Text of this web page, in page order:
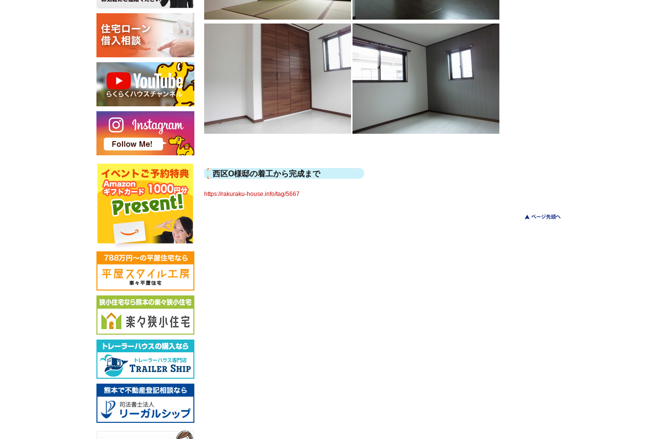
西区O様邸の着工から完成まで
https://rakuraku-house.info/tag/5667